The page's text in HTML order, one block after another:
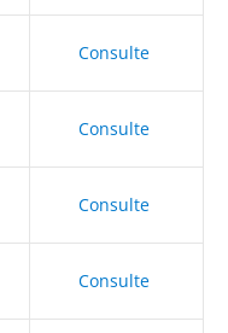
Consulte
Consulte
Consulte
Consulte